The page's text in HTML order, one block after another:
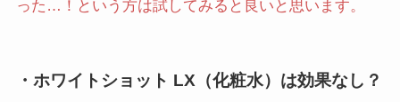
った…！という方は試してみると良いと思います。
・ホワイトショット LX（化粧水）は効果なし？